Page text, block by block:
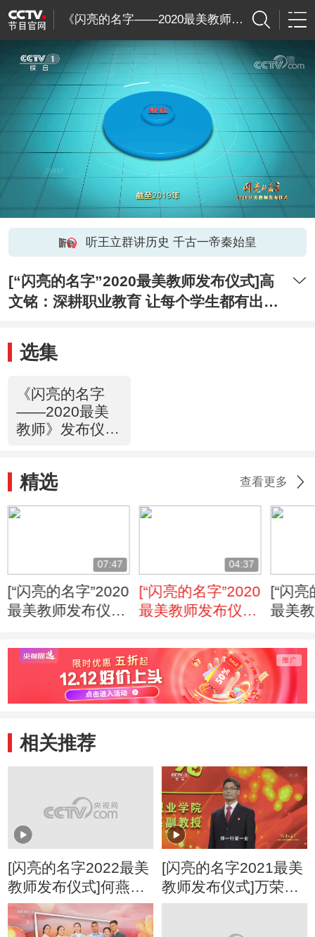
《闪亮的名字——2020最美教师》发布仪式
听王立群讲历史 千古一帝秦始皇
[“闪亮的名字”2020最美教师发布仪式]高
文铭：深耕职业教育 让每个学生都有出彩
选集
《闪亮的名字
——2020最美
教师》发布仪式
精选 查看更多
07:47
[“闪亮的名字”2020
最美教师发布仪
照亮特殊群体的前
行之路
04:37
[“闪亮的名字”2020
最美教师发布仪
职业教育 让每个
学生都有出彩人生
[“闪亮
最美
业与
能量
榜样
相关推荐
[闪亮的名字2022最美
教师发布仪式]何燕：
情系家乡 点燃梦想
[闪亮的名字2021最美
教师发布仪式]万荣
春：培养大国工匠的